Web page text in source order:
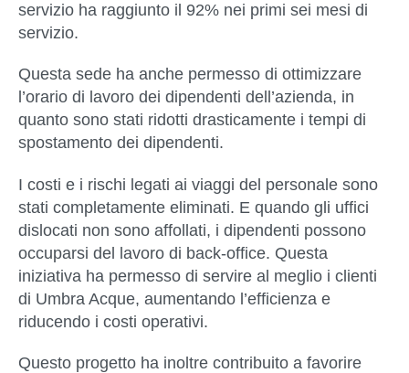
servizio ha raggiunto il 92% nei primi sei mesi di
servizio.
Questa sede ha anche permesso di ottimizzare
l’orario di lavoro dei dipendenti dell’azienda, in
quanto sono stati ridotti drasticamente i tempi di
spostamento dei dipendenti.
I costi e i rischi legati ai viaggi del personale sono
stati completamente eliminati. E quando gli uffici
dislocati non sono affollati, i dipendenti possono
occuparsi del lavoro di back-office. Questa
iniziativa ha permesso di servire al meglio i clienti
di Umbra Acque, aumentando l’efficienza e
riducendo i costi operativi.
Questo progetto ha inoltre contribuito a favorire